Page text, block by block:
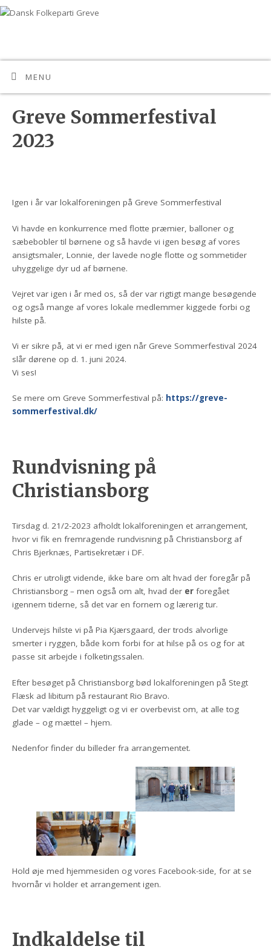
MENU
Greve Sommerfestival
2023
Igen i år var lokalforeningen på Greve Sommerfestival
Vi havde en konkurrence med flotte præmier, balloner og
sæbebobler til børnene og så havde vi igen besøg af vores
ansigtsmaler, Lonnie, der lavede nogle flotte og sommetider
uhyggelige dyr ud af børnene.
Vejret var igen i år med os, så der var rigtigt mange besøgende
og også mange af vores lokale medlemmer kiggede forbi og
hilste på.
Vi er sikre på, at vi er med igen når Greve Sommerfestival 2024
slår dørene op d. 1. juni 2024.
Vi ses!
Se mere om Greve Sommerfestival på: https://greve-
sommerfestival.dk/
Rundvisning på
Christiansborg
Tirsdag d. 21/2-2023 afholdt lokalforeningen et arrangement,
hvor vi fik en fremragende rundvisning på Christiansborg af
Chris Bjerknæs, Partisekretær i DF.
Chris er utroligt vidende, ikke bare om alt hvad der foregår på
Christiansborg – men også om alt, hvad der er foregået
igennem tiderne, så det var en fornem og lærerig tur.
Undervejs hilste vi på Pia Kjærsgaard, der trods alvorlige
smerter i ryggen, både kom forbi for at hilse på os og for at
passe sit arbejde i folketingssalen.
Efter besøget på Christiansborg bød lokalforeningen på Stegt
Flæsk ad libitum på restaurant Rio Bravo.
Det var vældigt hyggeligt og vi er overbevist om, at alle tog
glade – og mætte! – hjem.
Nedenfor finder du billeder fra arrangementet.
Hold øje med hjemmesiden og vores Facebook-side, for at se
hvornår vi holder et arrangement igen.
Indkaldelse til